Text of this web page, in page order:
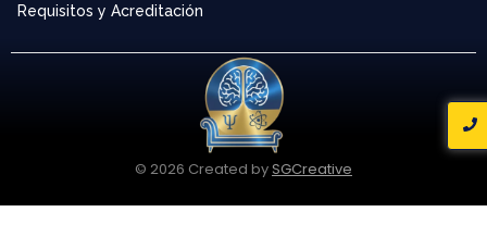
Requisitos y Acreditación
© 2026 Created by SGCreative